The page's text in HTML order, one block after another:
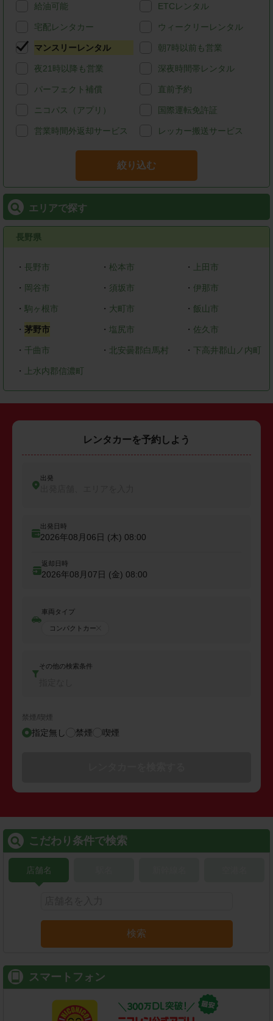
給油可能 ETCレンタル
宅配レンタカー ウィークリーレンタル
マンスリーレンタル 朝7時以前も営業
夜21時以降も営業 深夜時間帯レンタル
パーフェクト補償 直前予約
ニコパス（アプリ） 国際運転免許証
営業時間外返却サービス レッカー搬送サービス
絞り込む
エリアで探す
長野県
・ 長野市 ・ 松本市 ・ 上田市
・ 岡谷市 ・ 須坂市 ・ 伊那市
・ 駒ヶ根市 ・ 大町市 ・ 飯山市
・ 茅野市 ・ 塩尻市 ・ 佐久市
・ 千曲市 ・ 北安曇郡白馬村 ・ 下高井郡山ノ内町
・ 上水内郡信濃町
レンタカーを予約しよう
出発
出発日時
2026年08月06日 (木) 08:00
返却日時
2026年08月07日 (金) 08:00
車両タイプ
コンパクトカー
その他の検索条件
禁煙/喫煙
指定無し 禁煙 喫煙
こだわり条件で検索
店舗名
検索
スマートフォン